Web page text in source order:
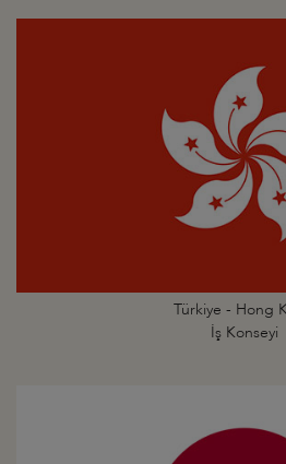
Türkiye - Hong
İş Konseyi